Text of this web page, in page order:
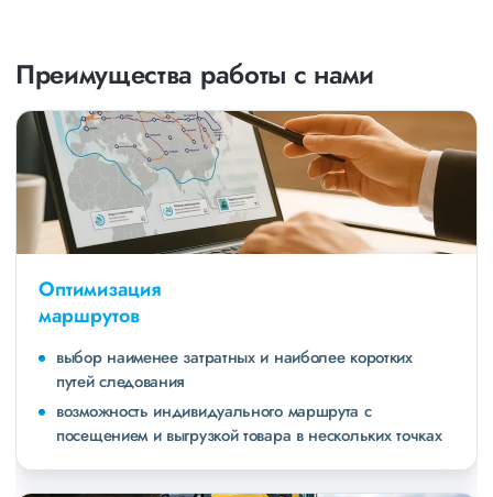
Преимущества работы с нами
Оптимизация
маршрутов
выбор наименее затратных и наиболее коротких
путей следования
возможность индивидуального маршрута с
посещением и выгрузкой товара в нескольких точках